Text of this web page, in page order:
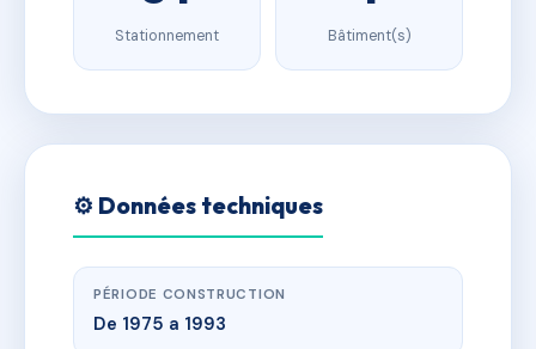
Stationnement Bâtiment(s)
⚙️ Données techniques
PÉRIODE CONSTRUCTION
De 1975 a 1993